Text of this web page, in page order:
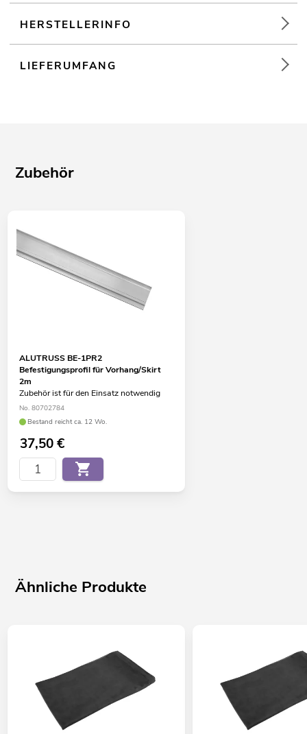
HERSTELLERINFO
LIEFERUMFANG
Zubehör
ALUTRUSS BE-1PR2
Befestigungsprofil für Vorhang/Skirt
2m
Zubehör ist für den Einsatz notwendig
No. 80702784
Bestand reicht ca. 12 Wo.
37,50€
Ähnliche Produkte